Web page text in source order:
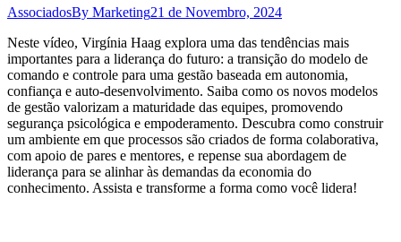
AssociadosBy Marketing21 de Novembro, 2024
Neste vídeo, Virgínia Haag explora uma das tendências mais
importantes para a liderança do futuro: a transição do modelo de
comando e controle para uma gestão baseada em autonomia,
confiança e auto-desenvolvimento. Saiba como os novos modelos
de gestão valorizam a maturidade das equipes, promovendo
segurança psicológica e empoderamento. Descubra como construir
um ambiente em que processos são criados de forma colaborativa,
com apoio de pares e mentores, e repense sua abordagem de
liderança para se alinhar às demandas da economia do
conhecimento. Assista e transforme a forma como você lidera!